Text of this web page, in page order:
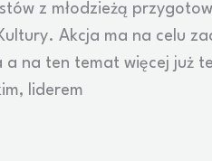
z młodzieżą
Akcja ma na celu
a na ten temat więcej już
liderem